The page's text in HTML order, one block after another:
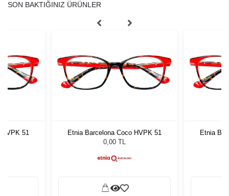
SON BAKTIĞINIZ ÜRÜNLER
51
Etnia Barcelona Coco HVPK 51
0,00 TL
Etnia